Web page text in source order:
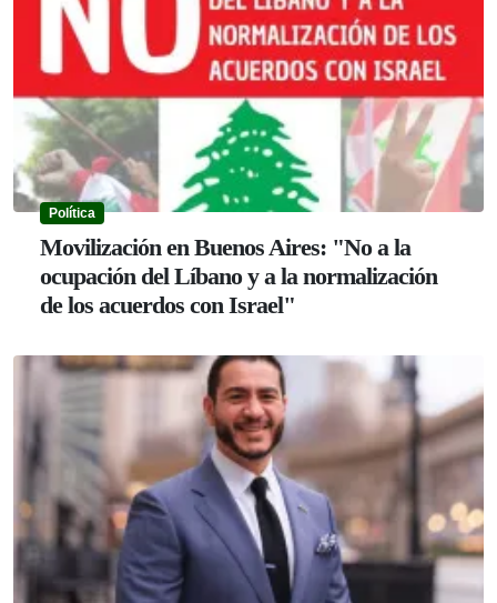
Política
Movilización en Buenos Aires: "No a la
ocupación del Líbano y a la normalización
de los acuerdos con Israel"